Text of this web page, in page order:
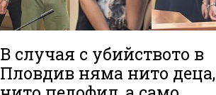
В случая с убийството в
Пловдив няма нито деца,